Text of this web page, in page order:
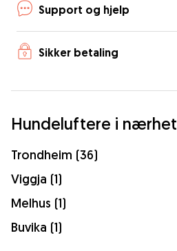
Support og hjelp
Sikker betaling
Hundeluftere i
Trondheim (36)
Viggja (1)
Melhus (1)
Buvika (1)